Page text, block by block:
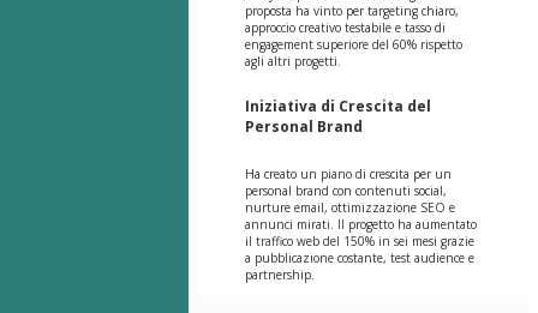
proposta ha vinto per targeting chiaro,
approccio creativo testabile e tasso di
engagement superiore del 60% rispetto
agli altri progetti.
Iniziativa di Crescita del
Personal Brand
Ha creato un piano di crescita per un
personal brand con contenuti social,
nurture email, ottimizzazione SEO e
annunci mirati. Il progetto ha aumentato
il traffico web del 150% in sei mesi grazie
a pubblicazione costante, test audience e
partnership.